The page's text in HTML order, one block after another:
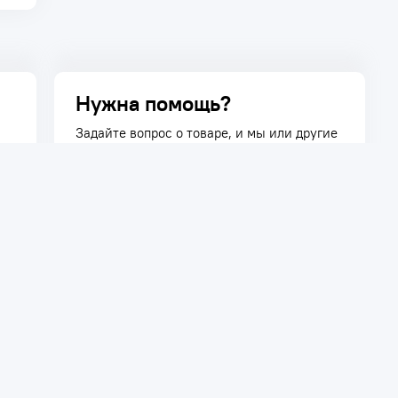
Нужна помощь?
Задайте вопрос о товаре, и мы или другие